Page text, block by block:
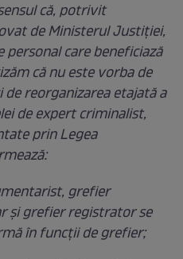
că, potrivit
de Ministerul Justiției,
personal care beneficiază
că nu este vorba de
reorganizarea etajată a
de expert criminalist,
prin Legea
grefier
şi grefier registrator se
în funcții de grefier;